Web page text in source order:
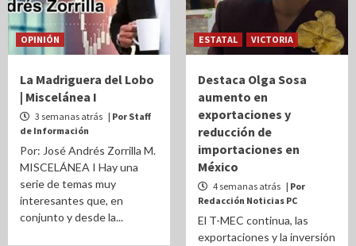
OPINIÓN
La Madriguera del Lobo
| Miscelánea I
3 semanas atrás | Por Staff
de Información
Por: José Andrés Zorrilla M.
MISCELÁNEA I Hay una
serie de temas muy
interesantes que, en
conjunto y desde la...
ESTATAL VICTORIA
Destaca Olga Sosa
aumento en
exportaciones y
reducción de
importaciones en
México
4 semanas atrás | Por
Redacción Noticias PC
El T-MEC continua, las
exportaciones y la inversión